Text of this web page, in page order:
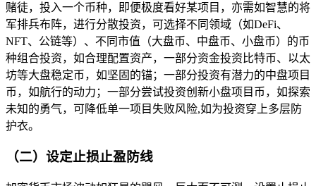
赌徒，投入一个币种，即便极度看好某项目，亦需如智慧的将
军排兵布阵，进行分散投资，可选择不同领域（如DeFi、
NFT、公链等）、不同市值（大盘币、中盘币、小盘币）的币
种组合投资，如合理配置资产，一部分资金投资比特币、以太
坊等大盘稳定币，如坚固的锚；一部分投资有潜力的中盘项目
币，如航行的动力；一部分尝试投资创新小盘项目币，如探索
未知的勇气，可降低单一项目失败风险,如为投资穿上多层防
护衣。
（二）设定止损止盈防线